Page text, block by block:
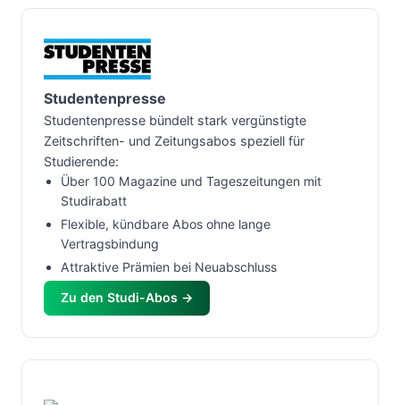
Studentenpresse
Studentenpresse bündelt stark vergünstigte
Zeitschriften- und Zeitungsabos speziell für
Studierende:
Über 100 Magazine und Tageszeitungen mit
Studirabatt
Flexible, kündbare Abos ohne lange
Vertragsbindung
Attraktive Prämien bei Neuabschluss
Zu den Studi-Abos →